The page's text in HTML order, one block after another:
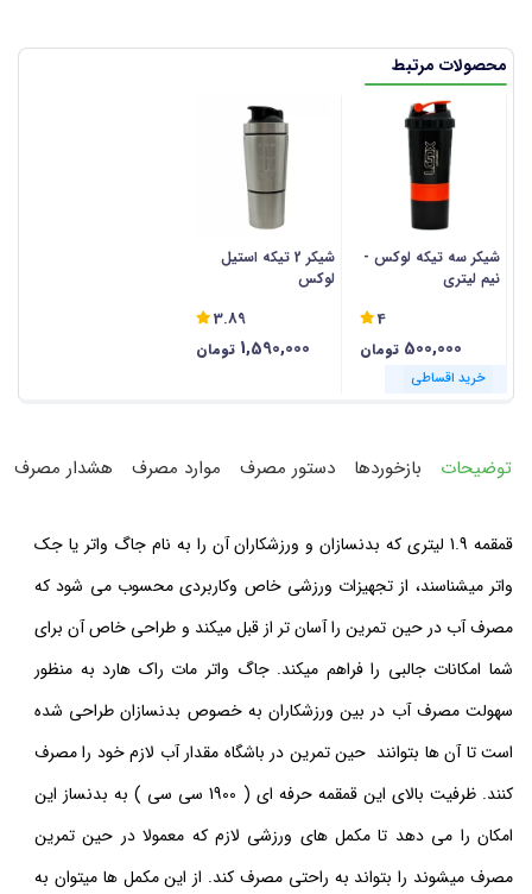
محصولات مرتبط
شیکر سه تیکه لوکس -
نیم لیتری
4
500,000 تومان
خرید اقساطی
شیکر 2 تیکه استیل
لوکس
3.89
1,590,000 تومان
خرید اقساطی
توضیحات بازخوردها دستور مصرف موارد مصرف هشدار مصرف
قمقمه 1.9 لیتری که بدنسازان و ورزشکاران آن را به نام جاگ واتر یا جک
واتر میشناسند، از تجهیزات ورزشی خاص وکاربردی محسوب می شود که
مصرف آب در حین تمرین را آسان تر از قبل میکند و طراحی خاص آن برای
شما امکانات جالبی را فراهم میکند. جاگ واتر مات راک هارد به منظور
سهولت مصرف آب در بین ورزشکاران به خصوص بدنسازان طراحی شده
است تا آن ها بتوانند حین تمرین در باشگاه مقدار آب لازم خود را مصرف
کنند. ظرفیت بالای این قمقمه حرفه ای ( 1900 سی سی ) به بدنساز این
امکان را می دهد تا مکمل های ورزشی لازم که معمولا در حین تمرین
مصرف میشوند را بتواند به راحتی مصرف کند. از این مکمل ها میتوان به